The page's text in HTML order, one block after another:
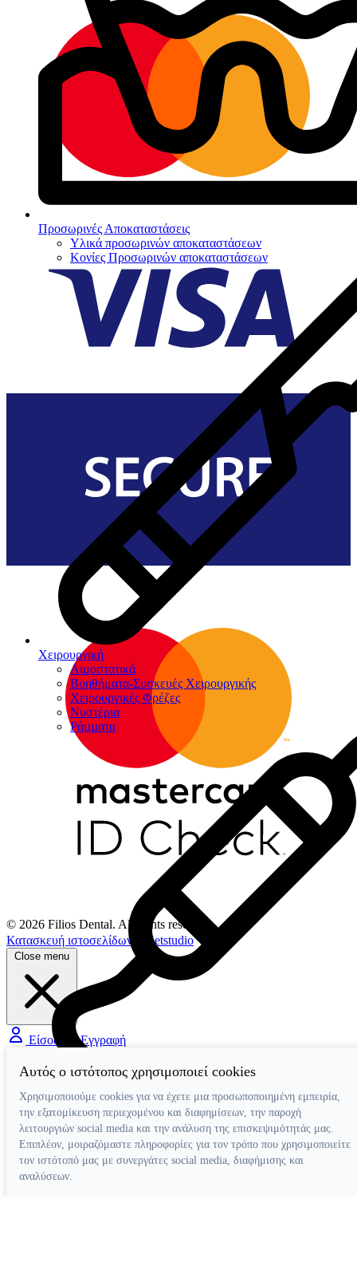
Προσωρινές Αποκαταστάσεις
Υλικά προσωρινών αποκαταστάσεων
Κονίες Προσωρινών αποκαταστάσεων
Χειρουργική
Αιμοστατικά
Βοηθήματα-Συσκευές Χειρουργικής
Χειρουργικές Φρέζες
Νυστέρια
Ράµµατα
Διάφορα Βοηθήματα
© 2026 Filios Dental. All rights reserved.
Κατασκευή ιστοσελίδων
Netstudio
Close menu
Είσοδος / Εγγραφή
Αυτός ο ιστότοπος χρησιμοποιεί cookies
Χρησιμοποιούμε cookies για να έχετε μια προσωποποιημένη εμπειρία,
την εξατομίκευση περιεχομένου και διαφημίσεων, την παροχή
λειτουργιών social media και την ανάλυση της επισκεψιμότητάς μας.
Επιπλέον, μοιραζόμαστε πληροφορίες για τον τρόπο που χρησιμοποιείτε
τον ιστότοπό μας με συνεργάτες social media, διαφήμισης και
αναλύσεων.